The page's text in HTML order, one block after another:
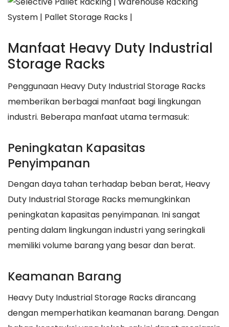
Manfaat Heavy Duty Industrial
Storage Racks
Penggunaan Heavy Duty Industrial Storage Racks
memberikan berbagai manfaat bagi lingkungan
industri. Beberapa manfaat utama termasuk:
Peningkatan Kapasitas
Penyimpanan
Dengan daya tahan terhadap beban berat, Heavy
Duty Industrial Storage Racks memungkinkan
peningkatan kapasitas penyimpanan. Ini sangat
penting dalam lingkungan industri yang seringkali
memiliki volume barang yang besar dan berat.
Keamanan Barang
Heavy Duty Industrial Storage Racks dirancang
dengan memperhatikan keamanan barang. Dengan